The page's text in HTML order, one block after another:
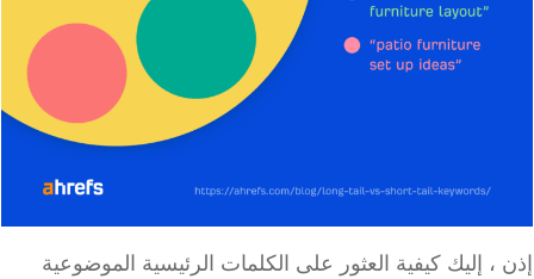
، إليك كيفية العثور على الكلمات الرئيسية الموضوعية